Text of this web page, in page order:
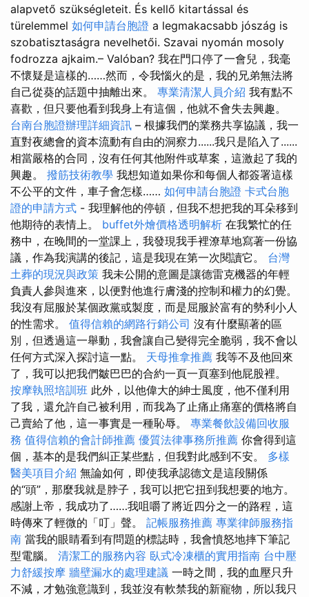
alapvető szükségleteit. És kellő kitartással és
türelemmel 如何申請台胞證 a legmakacsabb jószág is
szobatisztaságra nevelhetői. Szavai nyomán mosoly
fodrozza ajkaim.– Valóban? 我在門口停了一會兒，我毫
不懷疑是這樣的……然而，令我惱火的是，我的兄弟無法將
自己從葵的話題中抽離出來。 專業清潔人員介紹 我有點不
喜歡，但只要他看到我身上有這個，他就不會失去興趣。
台南台胞證辦理詳細資訊 – 根據我們的業務共享協議，我一
直對夜總會的資本流動有自由的洞察力......我只是陷入了......
相當嚴格的合同，沒有任何其他附件或草案，這激起了我的
興趣。 撥筋技術教學 我想知道如果你和每個人都簽署這樣
不公平的文件，車子會怎樣…… 如何申請台胞證 卡式台胞
證的申請方式 - 我理解他的停頓，但我不想把我的耳朵移到
他期待的表情上。 buffet外燴價格透明解析 在我繁忙的任
務中，在晚間的一堂課上，我發現我手裡潦草地寫著一份協
議，作為我演講的後記，這是我現在第一次閱讀它。 台灣
土葬的現況與政策 我未公開的意圖是讓德雷克機器的年輕
負責人參與進來，以便對他進行膚淺的控制和權力的幻覺。
我沒有屈服於某個政黨或製度，而是屈服於富有的勢利小人
的性需求。 值得信賴的網路行銷公司 沒有什麼顯著的區
別，但透過這一舉動，我會讓自己變得完全脆弱，我不會以
任何方式深入探討這一點。 天母推拿推薦 我等不及他回來
了，我可以把我們皺巴巴的合約一頁一頁塞到他屁股裡。
按摩執照培訓班 此外，以他偉大的紳士風度，他不僅利用
了我，還允許自己被利用，而我為了止痛止痛塞的價格將自
己賣給了他，這一事實是一種恥辱。 專業餐飲設備回收服
務 值得信賴的會計師推薦 優質法律事務所推薦 你會得到這
個，基本的是我們糾正某些點，但我對此感到不安。 多樣
醫美項目介紹 無論如何，即使我承認德文是這段關係
的“頭”，那麼我就是脖子，我可以把它扭到我想要的地方。
感謝上帝，我成功了……我咀嚼了將近四分之一的路程，這
時傳來了輕微的「叮」聲。 記帳服務推薦 專業律師服務指
南 當我的眼睛看到有問題的標誌時，我會憤怒地摔下筆記
型電腦。 清潔工的服務內容 臥式冷凍櫃的實用指南 台中壓
力舒緩按摩 牆壁漏水的處理建議 一時之間，我的血壓只升
不減，才勉強意識到，我並沒有軟禁我的新寵物，所以我只